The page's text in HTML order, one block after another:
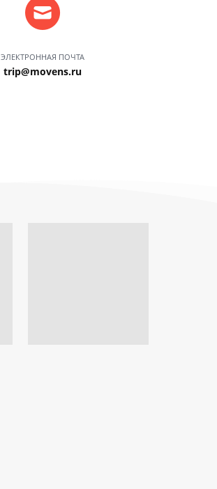
ЭЛЕКТРОННАЯ ПОЧТА
trip@movens.ru